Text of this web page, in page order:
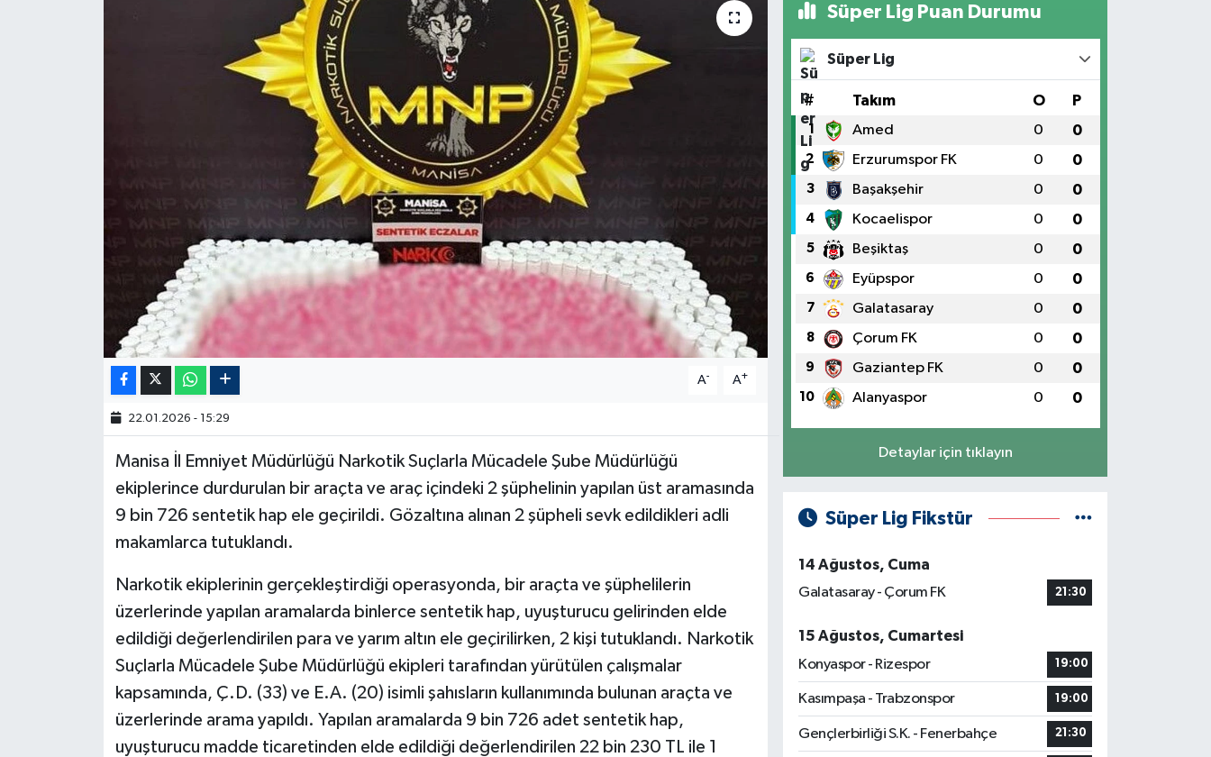
A- A+
22.01.2026 - 15:29
Manisa İl Emniyet Müdürlüğü Narkotik Suçlarla Mücadele Şube Müdürlüğü
ekiplerince durdurulan bir araçta ve araç içindeki 2 şüphelinin yapılan üst aramasında
9 bin 726 sentetik hap ele geçirildi. Gözaltına alınan 2 şüpheli sevk edildikleri adli
makamlarca tutuklandı.
Narkotik ekiplerinin gerçekleştirdiği operasyonda, bir araçta ve şüphelilerin
üzerlerinde yapılan aramalarda binlerce sentetik hap, uyuşturucu gelirinden elde
edildiği değerlendirilen para ve yarım altın ele geçirilirken, 2 kişi tutuklandı. Narkotik
Suçlarla Mücadele Şube Müdürlüğü ekipleri tarafından yürütülen çalışmalar
kapsamında, Ç.D. (33) ve E.A. (20) isimli şahısların kullanımında bulunan araçta ve
üzerlerinde arama yapıldı. Yapılan aramalarda 9 bin 726 adet sentetik hap,
uyuşturucu madde ticaretinden elde edildiği değerlendirilen 22 bin 230 TL ile 1
Süper Lig Puan Durumu
Süper Lig
# Takım O P
1 Amed 0 0
2 Erzurumspor FK 0 0
3 Başakşehir 0 0
4 Kocaelispor 0 0
5 Beşiktaş 0 0
6 Eyüpspor 0 0
7 Galatasaray 0 0
8 Çorum FK 0 0
9 Gaziantep FK 0 0
10 Alanyaspor 0 0
Detaylar için tıklayın
Süper Lig Fikstür
14 Ağustos, Cuma
Galatasaray - Çorum FK
21:30
15 Ağustos, Cumartesi
Konyaspor - Rizespor
19:00
Kasımpaşa - Trabzonspor 19:00
Gençlerbirliği S.K. - Fenerbahçe 21:30